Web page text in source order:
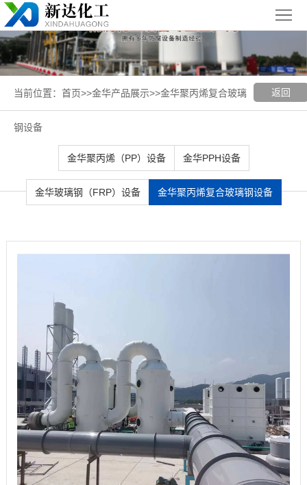
页
关
于
我
新
闻
聚丙烯
玻璃钢
返回
当前位置： 首页>>金华产品展示>>金华聚丙烯复合玻璃
钢设备
金华聚丙烯（PP）设备 金华PPH设备
金华玻璃钢（FRP）设备 金华聚丙烯复合玻璃钢设备